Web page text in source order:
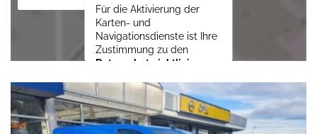
Für die Aktivierung der
Karten- und
Navigationsdienste ist Ihre
Zustimmung zu den
Datenschutzrichtlinien
LLC
erforderlich.
Zustimmen und